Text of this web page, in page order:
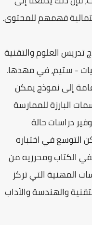
فهمهم للمحتوى.
العلوم والتقنية
- ستيم، في مهدها.
إلى نموذج يمكن
البارزة للممارسة
دراسات حالة
التوسع في اختباره
الكتاب ومحرريه من
المهنية التي تركز
والهندسة والآداب